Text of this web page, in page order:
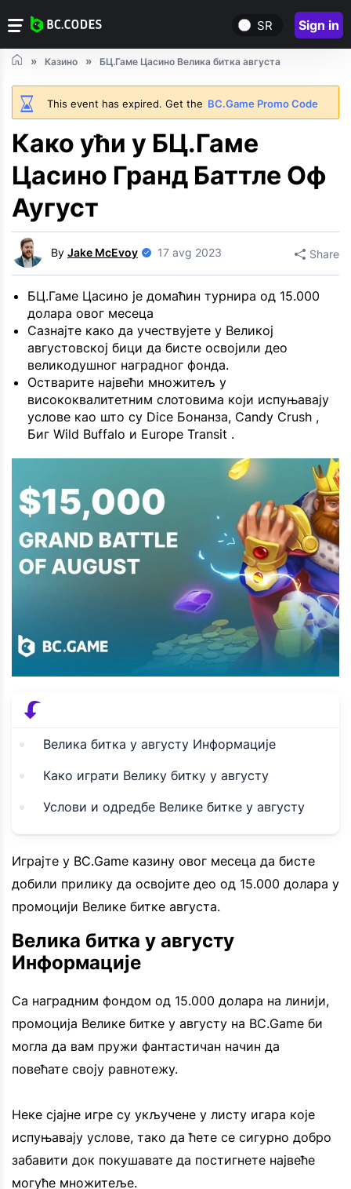
SR Sign in
Казино БЦ.Гаме Цасино Велика битка августа
This event has expired. Get the BC.Game Promo Code
Како ући у БЦ.Гаме
Цасино Гранд Баттле Оф
Аугуст
By Jake McEvoy 17 avg 2023 Share
БЦ.Гаме Цасино је домаћин турнира од 15.000
долара овог месеца
Сазнајте како да учествујете у Великој
августовској бици да бисте освојили део
великодушног наградног фонда.
Остварите највећи множитељ у
висококвалитетним слотовима који испуњавају
услове као што су Dice Бонанза, Candy Crush ,
Биг Wild Buffalo и Europe Transit .
Велика битка у августу Информације
Како играти Велику битку у августу
Услови и одредбе Велике битке у августу
Играјте у BC.Game казину овог месеца да бисте
добили прилику да освојите део од 15.000 долара у
промоцији Велике битке августа.
Велика битка у августу
Информације
Са наградним фондом од 15.000 долара на линији,
промоција Велике битке у августу на BC.Game би
могла да вам пружи фантастичан начин да
повећате своју равнотежу.
Неке сјајне игре су укључене у листу игара које
испуњавају услове, тако да ћете се сигурно добро
забавити док покушавате да постигнете највеће
могуће множитеље.